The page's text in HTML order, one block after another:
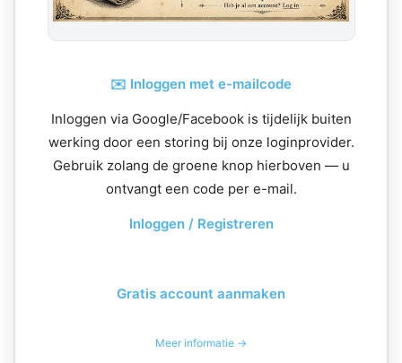
✉️ Inloggen met e-mailcode
Inloggen via Google/Facebook is tijdelijk buiten
werking door een storing bij onze loginprovider.
Gebruik zolang de groene knop hierboven — u
ontvangt een code per e-mail.
Inloggen / Registreren
Gratis account aanmaken
Meer informatie →